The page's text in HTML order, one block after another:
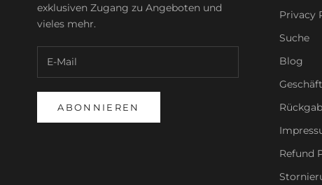
exklusiven Zugang zu Angeboten und
vieles mehr.
ABONNIEREN
Privacy
Suche
Blog
Refund